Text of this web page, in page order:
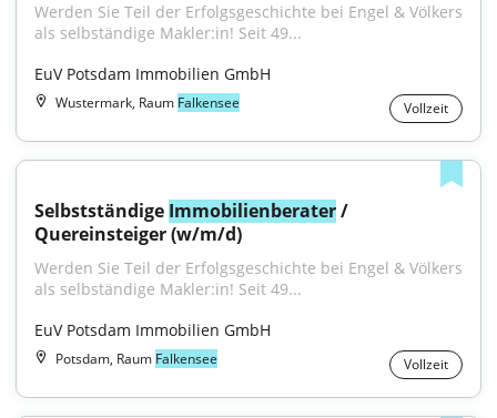
Werden Sie Teil der Erfolgsgeschichte bei Engel & Völkers
als selbständige Makler:in! Seit 49...
EuV Potsdam Immobilien GmbH
Wustermark, Raum Falkensee Vollzeit
Selbstständige Immobilienberater /
Quereinsteiger (w/m/d)
Werden Sie Teil der Erfolgsgeschichte bei Engel & Völkers
als selbständige Makler:in! Seit 49...
EuV Potsdam Immobilien GmbH
Potsdam, Raum Falkensee Vollzeit